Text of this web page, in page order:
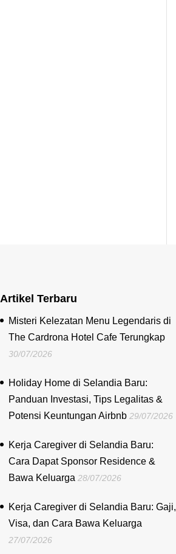
Artikel Terbaru
Misteri Kelezatan Menu Legendaris di
The Cardrona Hotel Cafe Terungkap
30/07/2026
Holiday Home di Selandia Baru:
Panduan Investasi, Tips Legalitas &
Potensi Keuntungan Airbnb 29/07/2026
Kerja Caregiver di Selandia Baru:
Cara Dapat Sponsor Residence &
Bawa Keluarga 28/07/2026
Kerja Caregiver di Selandia Baru: Gaji,
Visa, dan Cara Bawa Keluarga
27/07/2026